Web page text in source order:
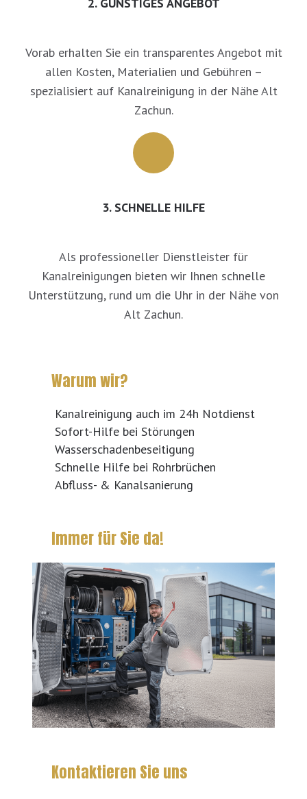
2. GÜNSTIGES ANGEBOT
Vorab erhalten Sie ein transparentes Angebot mit
allen Kosten, Materialien und Gebühren –
spezialisiert auf Kanalreinigung in der Nähe Alt
Zachun.
3. SCHNELLE HILFE
Als professioneller Dienstleister für
Kanalreinigungen bieten wir Ihnen schnelle
Unterstützung, rund um die Uhr in der Nähe von
Alt Zachun.
Warum wir?
Kanalreinigung auch im 24h Notdienst
Sofort-Hilfe bei Störungen
Wasserschadenbeseitigung
Schnelle Hilfe bei Rohrbrüchen
Abfluss- & Kanalsanierung
Immer für Sie da!
Kontaktieren Sie uns